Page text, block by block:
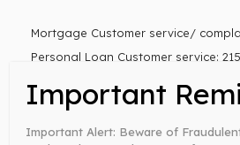
Mortgage Customer service/
Personal Loan Customer service:
(Monday to Friday, 9
Important Alert: Beware of